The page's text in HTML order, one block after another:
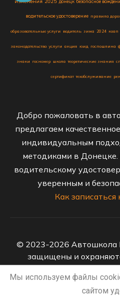
водительское удостоверение правила
образовательные услуги водитель зима 2024 коап
законодательство услуги акция юид госпошлина
знаки госномер школа теоретические знания
сертификат техобслуживание
Добро пожаловать в
предлагаем
индивидуальным
методиками в Донецке.
водительскому
уверенным и
Как записаться
© 2023-2026
защищены и
законодательством
Политика
Согласие на
Мы используем файлы
сайтом